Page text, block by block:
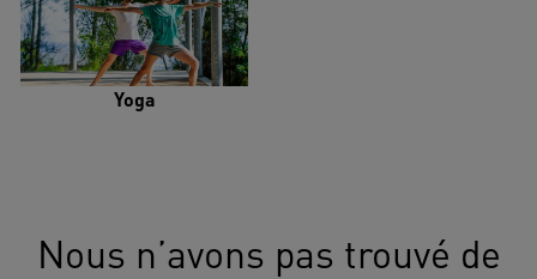
Yoga
Nous n’avons pas trouvé de